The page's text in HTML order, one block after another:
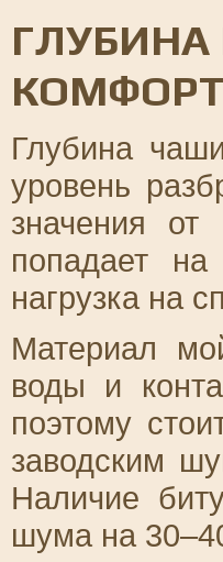
Глубина
уровень
значения
попадает
нагрузка на
Материал
воды и
поэтому
заводским
Наличие
шума на